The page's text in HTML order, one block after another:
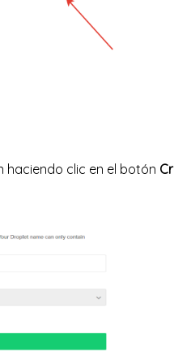
clic en el botón